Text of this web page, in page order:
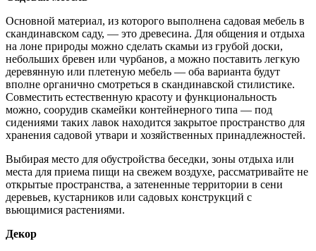
Основной материал, из которого выполнена садовая мебель в
скандинавском саду, — это древесина. Для общения и отдыха
на лоне природы можно сделать скамьи из грубой доски,
небольших бревен или чурбанов, а можно поставить легкую
деревянную или плетеную мебель — оба варианта будут
вполне органично смотреться в скандинавской стилистике.
Совместить естественную красоту и функциональность
можно, соорудив скамейки контейнерного типа — под
сидениями таких лавок находится закрытое пространство для
хранения садовой утвари и хозяйственных принадлежностей.
Выбирая место для обустройства беседки, зоны отдыха или
места для приема пищи на свежем воздухе, рассматривайте не
открытые пространства, а затененные территории в сени
деревьев, кустарников или садовых конструкций с
вьющимися растениями.
Декор